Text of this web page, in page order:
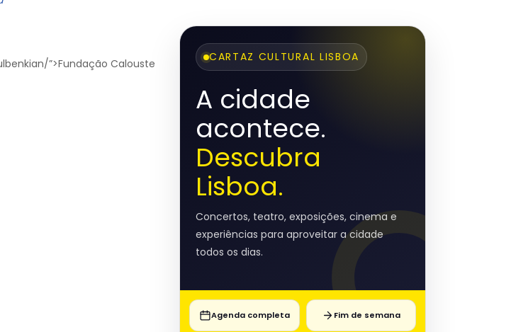
”>Fundação Calouste
CARTAZ CULTURAL LISBOA
A cidade
acontece.
Descubra
Lisboa.
Concertos, teatro, exposições, cinema e
experiências para aproveitar a cidade
todos os dias.
Agenda completa Fim de semana